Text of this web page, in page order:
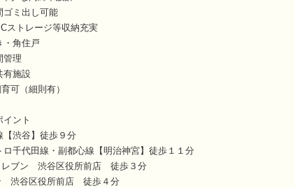
ミ出し可能
ストレージ等収納充実
角住戸
理
施設
可（細則有）
ント
渋谷】徒歩９分
千代田線・副都心線【明治神宮】徒歩１１分
レブン 渋谷区役所前店 徒歩３分
渋谷区役所前店 徒歩４分